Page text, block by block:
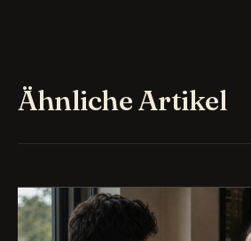
Ähnliche Artikel